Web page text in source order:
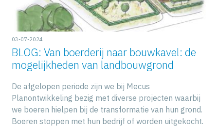
03-07-2024
BLOG: Van boerderij naar bouwkavel: de
mogelijkheden van landbouwgrond
De afgelopen periode zijn we bij Mecus
Planontwikkeling bezig met diverse projecten waarbij
we boeren hielpen bij de transformatie van hun grond.
Boeren stoppen met hun bedrijf of worden uitgekocht.